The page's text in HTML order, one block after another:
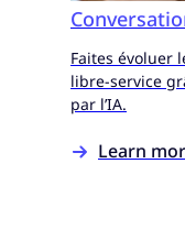
Faites évoluer
libre-service
par l’IA.
Learn